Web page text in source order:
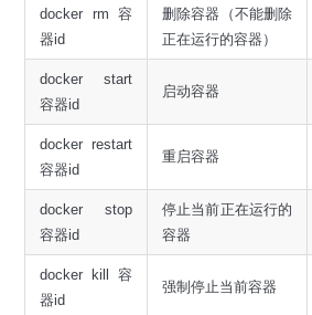
docker rm 容
器id
删除容器（不能删除
正在运行的容器）
docker start
容器id
启动容器
docker restart
容器id
重启容器
docker stop
容器id
停止当前正在运行的
容器
docker kill 容
器id
强制停止当前容器